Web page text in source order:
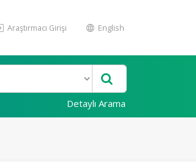
Araştırmacı Girişi English
Detaylı Arama